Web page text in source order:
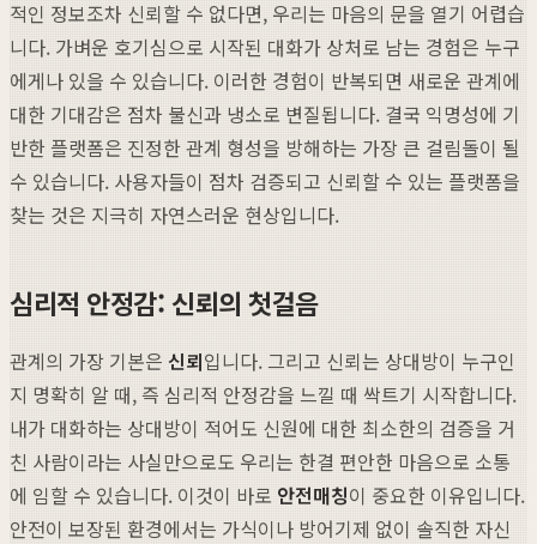
적인 정보조차 신뢰할 수 없다면, 우리는 마음의 문을 열기 어렵습
니다. 가벼운 호기심으로 시작된 대화가 상처로 남는 경험은 누구
에게나 있을 수 있습니다. 이러한 경험이 반복되면 새로운 관계에
대한 기대감은 점차 불신과 냉소로 변질됩니다. 결국 익명성에 기
반한 플랫폼은 진정한 관계 형성을 방해하는 가장 큰 걸림돌이 될
수 있습니다. 사용자들이 점차 검증되고 신뢰할 수 있는 플랫폼을
찾는 것은 지극히 자연스러운 현상입니다.
심리적 안정감: 신뢰의 첫걸음
관계의 가장 기본은 신뢰입니다. 그리고 신뢰는 상대방이 누구인
지 명확히 알 때, 즉 심리적 안정감을 느낄 때 싹트기 시작합니다.
내가 대화하는 상대방이 적어도 신원에 대한 최소한의 검증을 거
친 사람이라는 사실만으로도 우리는 한결 편안한 마음으로 소통
에 임할 수 있습니다. 이것이 바로 안전매칭이 중요한 이유입니다.
안전이 보장된 환경에서는 가식이나 방어기제 없이 솔직한 자신